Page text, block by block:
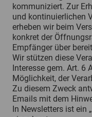
kommuniziert. Zur
und kontinuierlichen
erheben wir beim
konkret der
Empfänger über
Wir stützen diese
Interesse gem. Art. 6
Möglichkeit, der
Zu diesem Zweck
Emails mit dem
In Newsletters ist ein